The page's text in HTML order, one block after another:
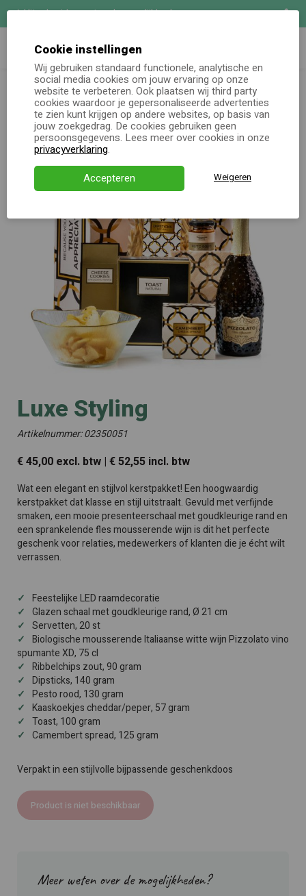
Uitgebreide maatwerk mogelijkheden
Online keuzecadeau
Kerstpakketten
Alle momenten
Verjaardagsservice
Direct bestellen
Zoeken
Kerstpakketten totaal Kerstpakket Luxe Styling
Luxe Styling
Artikelnummer: 02350051
€ 45,00 excl. btw | € 52,55 incl. btw
Wat een elegant en stijlvol kerstpakket! Een hoogwaardig
kerstpakket dat klasse en stijl uitstraalt. Gevuld met verfijnde
smaken, een mooie presenteerschaal met goudkleurige rand en
een sprankelende fles mousserende wijn is dit het perfecte
geschenk voor relaties, medewerkers of klanten die je écht wilt
verrassen.
Feestelijke LED raamdecoratie
Glazen schaal met goudkleurige rand, Ø 21 cm
Servetten, 20 st
Biologische mousserende Italiaanse witte wijn Pizzolato vino
spumante XD, 75 cl
Ribbelchips zout, 90 gram
Dipsticks, 140 gram
Pesto rood, 130 gram
Kaaskoekjes cheddar/peper, 57 gram
Toast, 100 gram
Camembert spread, 125 gram
Verpakt in een stijlvolle bijpassende geschenkdoos
Product is niet beschikbaar
Meer weten over de mogelijkheden?
Cookie instellingen
Wij gebruiken standaard functionele, analytische en
social media cookies om jouw ervaring op onze
website te verbeteren. Ook plaatsen wij third party
cookies waardoor je gepersonaliseerde advertenties
te zien kunt krijgen op andere websites, op basis van
jouw zoekgedrag. De cookies gebruiken geen
persoonsgegevens. Lees meer over cookies in onze
privacyverklaring.
Accepteren
Weigeren